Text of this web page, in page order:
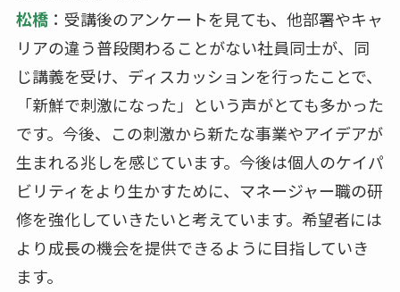
松橋：受講後のアンケートを見ても、他部署やキャ
リアの違う普段関わることがない社員同士が、同
じ講義を受け、ディスカッションを行ったことで、
「新鮮で刺激になった」という声がとても多かった
です。今後、この刺激から新たな事業やアイデアが
生まれる兆しを感じています。今後は個人のケイパ
ビリティをより生かすために、マネージャー職の研
修を強化していきたいと考えています。希望者には
より成長の機会を提供できるように目指していき
ます。